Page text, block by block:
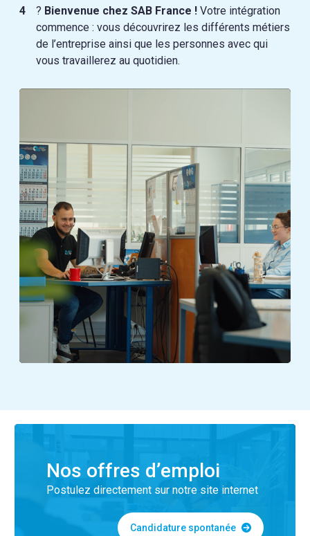
? Bienvenue chez SAB France ! Votre intégration
commence : vous découvrirez les différents métiers
de l’entreprise ainsi que les personnes avec qui
vous travaillerez au quotidien.
Nos offres d’emploi
Postulez directement sur notre site internet
Candidature spontanée